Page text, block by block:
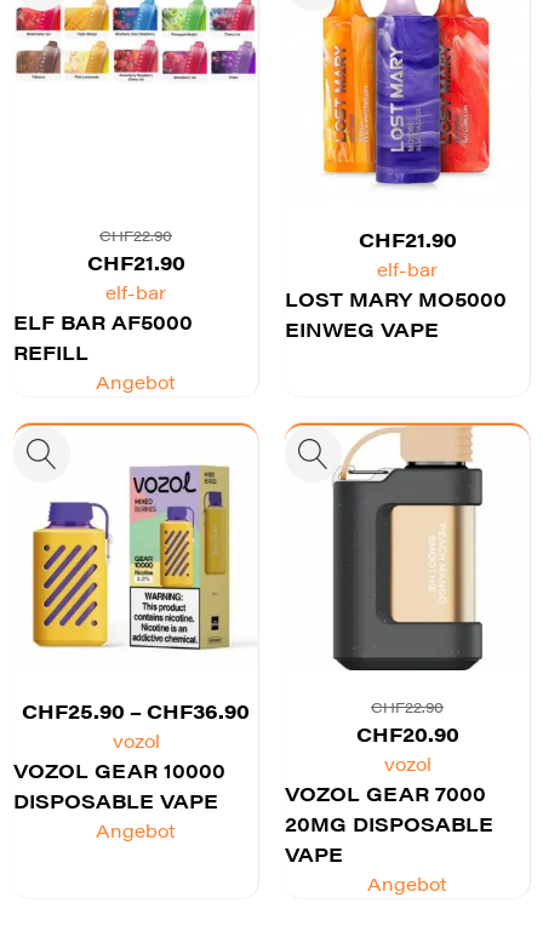
CHF22.90
Ursprünglicher
Preis
war:
CHF22.90
CHF21.90Aktueller
ist:
elf-bar
ELF BAR AF5000
REFILL
Angebot
CHF21.90
elf-bar
LOST MARY MO5000
EINWEG VAPE
CHF25.90 –CHF36.90 Preisspanne:
CHF36.90
vozol
VOZOL GEAR 10000
DISPOSABLE VAPE
Angebot
CHF22.90
Ursprünglicher
Preis
war:
CHF22.90
CHF20.90
ist:
vozol
VOZOL GEAR 7000
20MG DISPOSABLE
VAPE
Angebot